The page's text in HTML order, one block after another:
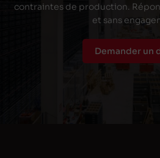
contraintes de production.
et sans
Demander un